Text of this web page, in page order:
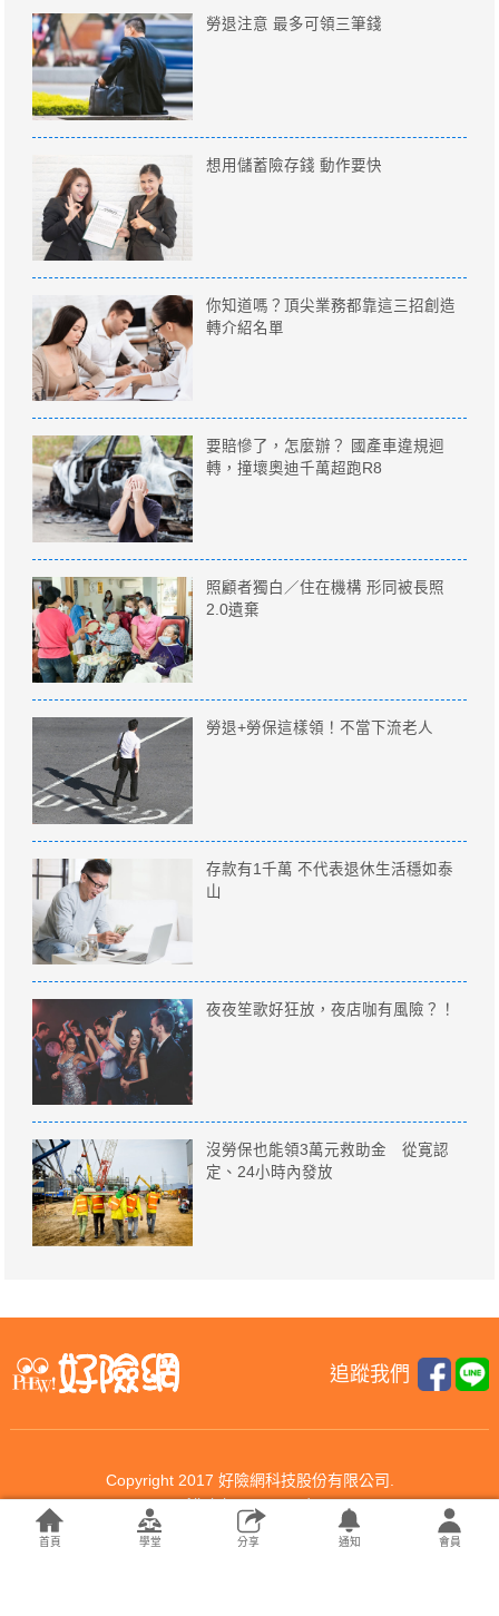
勞退注意 最多可領三筆錢
想用儲蓄險存錢 動作要快
你知道嗎？頂尖業務都靠這三招創造
轉介紹名單
要賠慘了，怎麼辦？ 國產車違規迴
轉，撞壞奧迪千萬超跑R8
照顧者獨白／住在機構 形同被長照
2.0遺棄
勞退+勞保這樣領！不當下流老人
存款有1千萬 不代表退休生活穩如泰
山
夜夜笙歌好狂放，夜店咖有風險？！
沒勞保也能領3萬元救助金 從寛認
定、24小時內發放
追蹤我們
Copyright 2017 好險網科技股份有限公司.
All rights reserved.